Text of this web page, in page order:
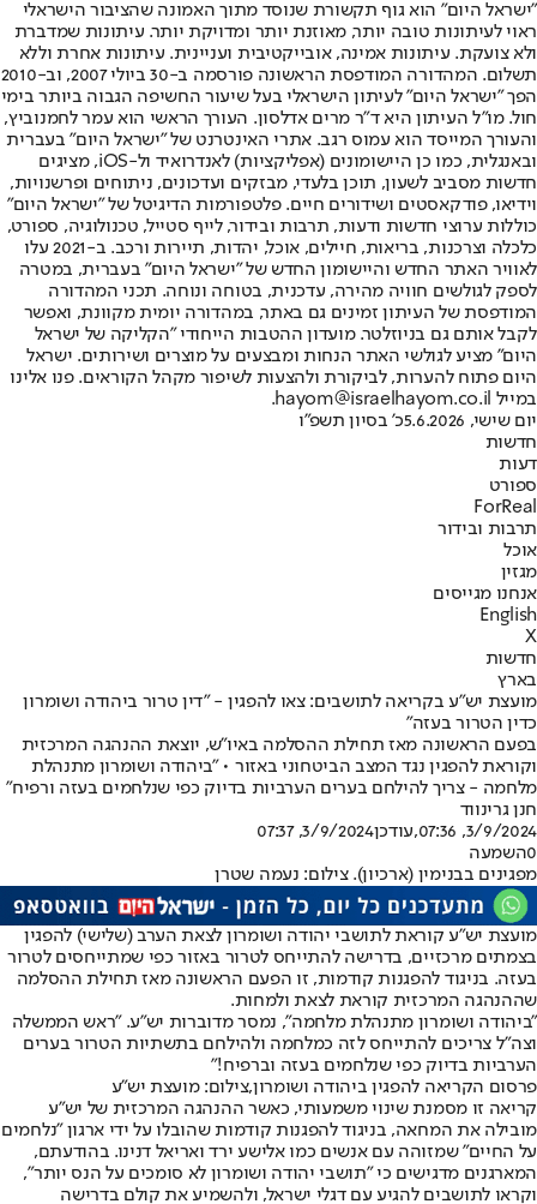
"ישראל היום" הוא גוף תקשורת שנוסד מתוך האמונה שהציבור הישראלי
ראוי לעיתונות טובה יותר, מאוזנת יותר ומדויקת יותר. עיתונות שמדברת
ולא צועקת. עיתונות אמינה, אובייקטיבית ועניינית. עיתונות אחרת וללא
תשלום. המהדורה המודפסת הראשונה פורסמה ב-30 ביולי 2007, וב-2010
הפך "ישראל היום" לעיתון הישראלי בעל שיעור החשיפה הגבוה ביותר בימי
חול. מו"ל העיתון היא ד"ר מרים אדלסון. העורך הראשי הוא עמר לחמנוביץ,
והעורך המייסד הוא עמוס רגב. אתרי האינטרנט של "ישראל היום" בעברית
ובאנגלית, כמו כן היישומונים (אפליקציות) לאנדרואיד ול-iOS, מציגים
חדשות מסביב לשעון, תוכן בלעדי, מבזקים ועדכונים, ניתוחים ופרשנויות,
וידיאו, פודקאסטים ושידורים חיים. פלטפורמות הדיגיטל של "ישראל היום"
כוללות ערוצי חדשות ודעות, תרבות ובידור, לייף סטייל, טכנולוגיה, ספורט,
כלכלה וצרכנות, בריאות, חיילים, אוכל, יהדות, תיירות ורכב. ב-2021 עלו
לאוויר האתר החדש והיישומון החדש של "ישראל היום" בעברית, במטרה
לספק לגולשים חוויה מהירה, עדכנית, בטוחה ונוחה. תכני המהדורה
המודפסת של העיתון זמינים גם באתר, במהדורה יומית מקוונת, ואפשר
לקבל אותם גם בניוזלטר. מועדון ההטבות הייחודי "הקליקה של ישראל
היום" מציע לגולשי האתר הנחות ומבצעים על מוצרים ושירותים. ישראל
היום פתוח להערות, לביקורת ולהצעות לשיפור מקהל הקוראים. פנו אלינו
במייל hayom@israelhayom.co.il.
יום שישי, 5.6.2026
כ' בסיון תשפ"ו
חדשות
דעות
ספורט
ForReal
תרבות ובידור
אוכל
מגזין
אנחנו מגייסים
English
X
חדשות
בארץ
מועצת יש"ע בקריאה לתושבים: צאו להפגין - "דין טרור ביהודה ושומרון
כדין הטרור בעזה"
בפעם הראשונה מאז תחילת ההסלמה באיו"ש, יוצאת ההנהגה המרכזית
וקוראת להפגין נגד המצב הביטחוני באזור • "ביהודה ושומרון מתנהלת
מלחמה - צריך להילחם בערים הערביות בדיוק כפי שנלחמים בעזה ורפיח"
חנן גרינווד
3/9/2024, 07:36
,עודכן3/9/2024, 07:37
0השמעה
מפגינים בבנימין (ארכיון). צילום: נעמה שטרן
מועצת יש"ע קוראת לתושבי יהודה ושומרון לצאת הערב (שלישי) להפגין
בצמתים מרכזיים, בדרישה להתייחס לטרור באזור כפי שמתייחסים לטרור
בעזה. בניגוד להפגנות קודמות, זו הפעם הראשונה מאז תחילת ההסלמה
שההנהגה המרכזית קוראת לצאת ולמחות.
"ביהודה ושומרון מתנהלת מלחמה", נמסר מדוברות יש"ע. "ראש הממשלה
וצה"ל צריכים להתייחס לזה כמלחמה ולהילחם בתשתיות הטרור בערים
הערביות בדיוק כפי שנלחמים בעזה וברפיח!"
פרסום הקריאה להפגין ביהודה ושומרון,צילום: מועצת יש"ע
קריאה זו מסמנת שינוי משמעותי, כאשר ההנהגה המרכזית של יש"ע
מובילה את המחאה, בניגוד להפגנות קודמות שהובלו על ידי ארגון "נלחמים
על החיים" שמזוהה עם אנשים כמו אלישע ירד ואריאל דנינו. בהודעתם,
המארגנים מדגישים כי "תושבי יהודה ושומרון לא סומכים על הנס יותר",
וקראו לתושבים להגיע עם דגלי ישראל, ולהשמיע את קולם בדרישה